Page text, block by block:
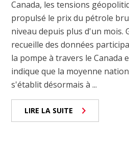
Canada, les tensions
propulsé le prix du pétrole
niveau depuis plus d'un mois.
recueille des données
la pompe à travers le Canada
indique que la moyenne
s'établit désormais à ...
LIRE LA SUITE